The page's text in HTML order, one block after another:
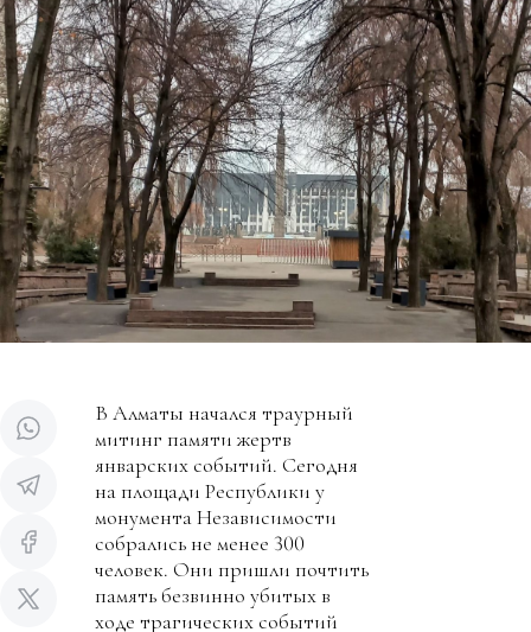
В Алматы начался траурный
митинг памяти жертв
январских событий. Сегодня
на площади Республики у
монумента Независимости
собрались не менее 300
человек. Они пришли почтить
память безвинно убитых в
ходе трагических событий